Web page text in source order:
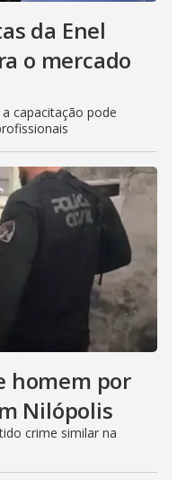
da Enel
o mercado
capacitação pode
homem por
Nilópolis
crime similar na